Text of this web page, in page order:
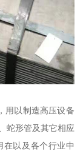
用以制造高压设备
蛇形管及其它相应
在以及各个行业中